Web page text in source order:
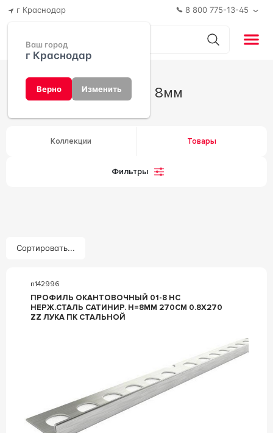
г Краснодар
Ваш город
г Краснодар
Верно Изменить
8 800 775-13-45
Толщина 8мм
Коллекции Товары
Фильтры
Сортировать...
n142996
ПРОФИЛЬ ОКАНТОВОЧНЫЙ 01-8 НС
НЕРЖ.СТАЛЬ САТИНИР. H=8ММ 270СМ 0.8Х270
ZZ ЛУКА ПК СТАЛЬНОЙ